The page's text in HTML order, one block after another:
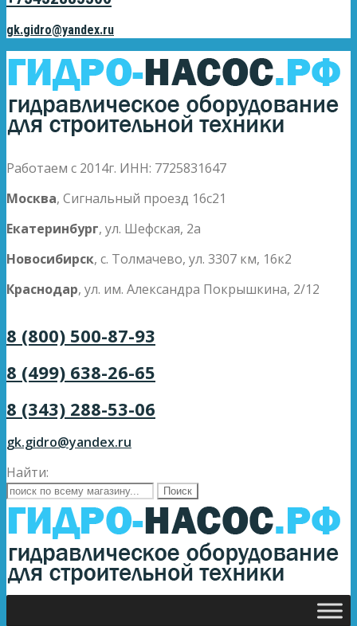
gk.gidro@yandex.ru
Работаем с 2014г. ИНН: 7725831647
Москва, Сигнальный проезд 16с21
Екатеринбург, ул. Шефская, 2а
Новосибирск, с. Толмачево, ул. 3307 км, 16к2
Краснодар, ул. им. Александра Покрышкина, 2/12
8 (800) 500-87-93
8 (499) 638-26-65
8 (343) 288-53-06
gk.gidro@yandex.ru
Найти: